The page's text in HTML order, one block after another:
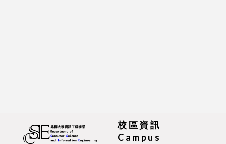
校區資訊
Campus